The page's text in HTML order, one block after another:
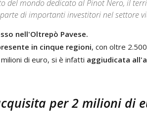
del mondo dedicato al Pinot Nero, il
di importanti investitori nel settore
nell'Oltrepò Pavese.
in cinque regioni, con oltre
di euro, si è infatti aggiudicata
per 2 milioni di